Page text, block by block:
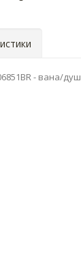
- вана/душ